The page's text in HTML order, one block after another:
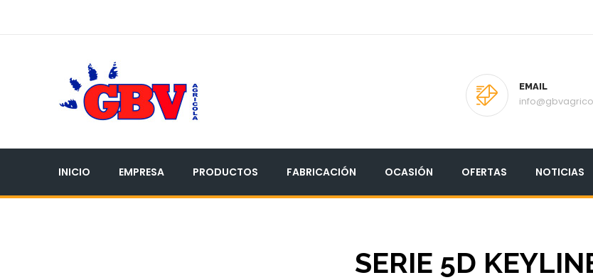
EMAIL
INICIO EMPRESA PRODUCTOS FABRICACIÓN OCASIÓN OFERTAS NOTICIAS
SERIE 5D